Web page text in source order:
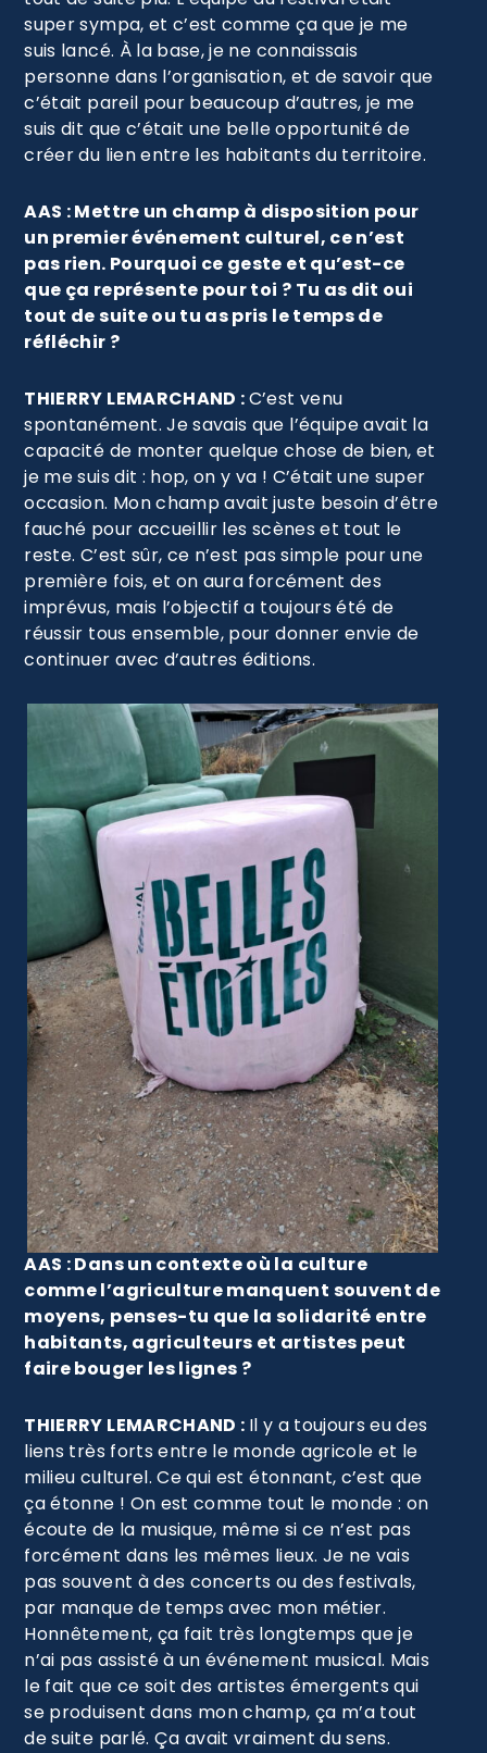
super sympa, et c’est comme ça que je me
suis lancé. À la base, je ne connaissais
personne dans l’organisation, et de savoir que
c’était pareil pour beaucoup d’autres, je me
suis dit que c’était une belle opportunité de
créer du lien entre les habitants du territoire.
AAS : Mettre un champ à disposition pour
un premier événement culturel, ce n’est
pas rien. Pourquoi ce geste et qu’est-ce
que ça représente pour toi ? Tu as dit oui
tout de suite ou tu as pris le temps de
réfléchir ?
THIERRY LEMARCHAND :C’est venu
spontanément. Je savais que l’équipe avait la
capacité de monter quelque chose de bien, et
je me suis dit : hop, on y va ! C’était une super
occasion. Mon champ avait juste besoin d’être
fauché pour accueillir les scènes et tout le
reste. C’est sûr, ce n’est pas simple pour une
première fois, et on aura forcément des
imprévus, mais l’objectif a toujours été de
réussir tous ensemble, pour donner envie de
continuer avec d’autres éditions.
AAS : Dans un contexte où la culture
comme l’agriculture manquent souvent de
moyens, penses-tu que la solidarité entre
habitants, agriculteurs et artistes peut
faire bouger les lignes ?
THIERRY LEMARCHAND : Il y a toujours eu des
liens très forts entre le monde agricole et le
milieu culturel. Ce qui est étonnant, c’est que
ça étonne ! On est comme tout le monde : on
écoute de la musique, même si ce n’est pas
forcément dans les mêmes lieux. Je ne vais
pas souvent à des concerts ou des festivals,
par manque de temps avec mon métier.
Honnêtement, ça fait très longtemps que je
n’ai pas assisté à un événement musical. Mais
le fait que ce soit des artistes émergents qui
se produisent dans mon champ, ça m’a tout
de suite parlé. Ça avait vraiment du sens.